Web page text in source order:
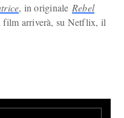
, in originale Rebel
film arriverà, su Netflix, il